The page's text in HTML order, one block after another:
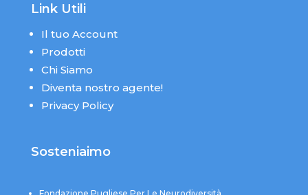
Link Utili
Il tuo Account
Prodotti
Chi Siamo
Diventa nostro agente!
Privacy Policy
Sosteniaimo